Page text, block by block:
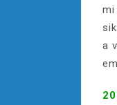
mi
a